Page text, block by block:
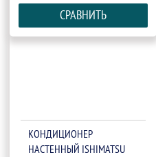
СРАВНИТЬ
КОНДИЦИОНЕР
НАСТЕННЫЙ ISHIMATSU